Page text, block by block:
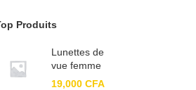
Produits
Lunettes de
vue femme
BF 82196
19,000CFA